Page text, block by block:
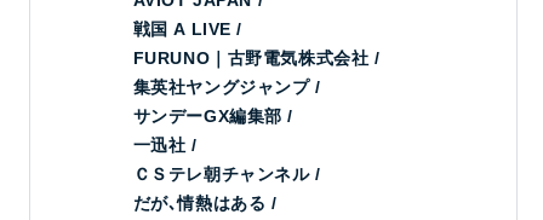
戦国 A LIVE /
FURUNO｜古野電気株式会社 /
集英社ヤングジャンプ /
サンデーGX編集部 /
一迅社 /
ＣＳテレ朝チャンネル /
だが､情熱はある /